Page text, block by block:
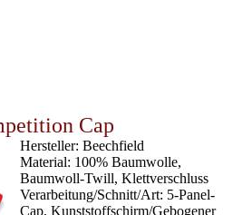
Cap
Hersteller: Beechfield
Material: 100% Baumwolle,
Baumwoll-Twill, Klettverschluss
Verarbeitung/Schnitt/Art: 5-Panel-
Cap, Kunststoffschirm/Gebogener